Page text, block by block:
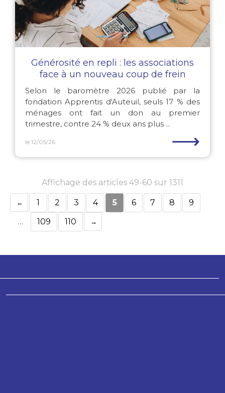
Générosité en repli : les associations
face à un nouveau coup de frein
Selon le baromètre 2026 publié par la
fondation Apprentis d'Auteuil, seuls 17 % des
ménages ont fait un don au premier
trimestre, contre 24 % deux ans plus ...
le 12/05/26 ⟶
Affichage des articles 49-60 sur 1311
1 2 3 4 5 6 7 8
9
…
109 110